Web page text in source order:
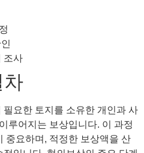
조사
차
요한 토지를 소유한 개인과 사
루어지는 보상입니다. 이 과정
중요하며, 적정한 보상액을 산